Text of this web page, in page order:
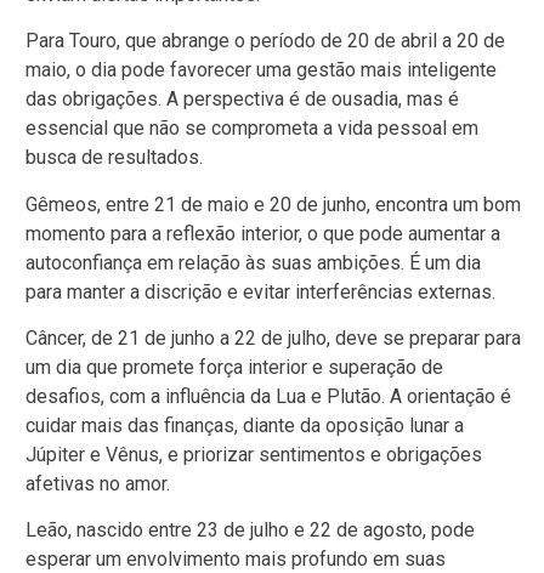
Para Touro, que abrange o período de 20 de abril a 20 de
maio, o dia pode favorecer uma gestão mais inteligente
das obrigações. A perspectiva é de ousadia, mas é
essencial que não se comprometa a vida pessoal em
busca de resultados.
Gêmeos, entre 21 de maio e 20 de junho, encontra um bom
momento para a reflexão interior, o que pode aumentar a
autoconfiança em relação às suas ambições. É um dia
para manter a discrição e evitar interferências externas.
Câncer, de 21 de junho a 22 de julho, deve se preparar para
um dia que promete força interior e superação de
desafios, com a influência da Lua e Plutão. A orientação é
cuidar mais das finanças, diante da oposição lunar a
Júpiter e Vênus, e priorizar sentimentos e obrigações
afetivas no amor.
Leão, nascido entre 23 de julho e 22 de agosto, pode
esperar um envolvimento mais profundo em suas